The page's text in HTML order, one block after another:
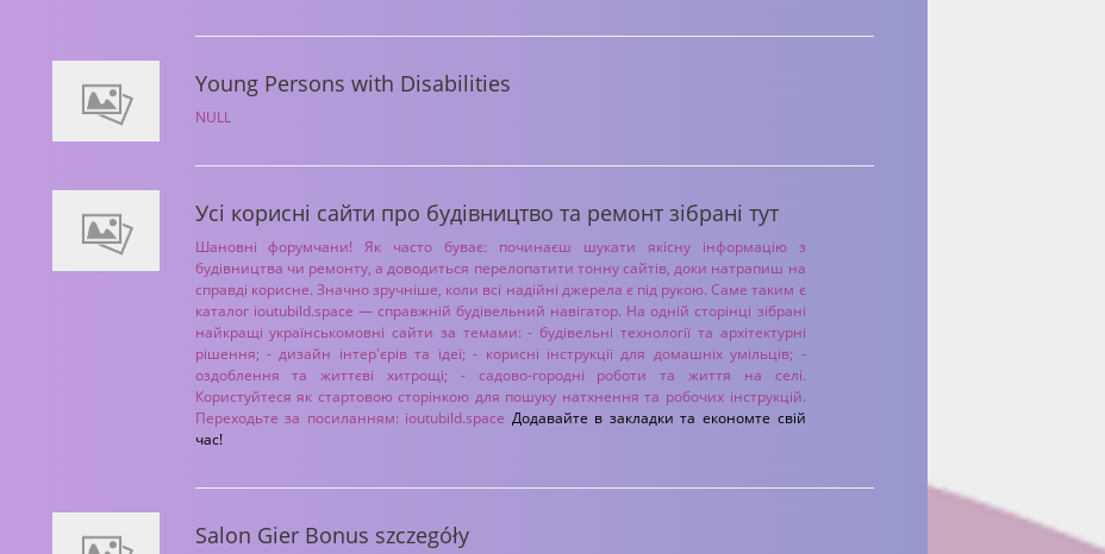
Young Persons with Disabilities
NULL
Усі корисні сайти про будівництво та ремонт зібрані тут
Шановні форумчани! Як часто буває: починаєш шукати якісну інформацію з
будівництва чи ремонту, а доводиться перелопатити тонну сайтів, доки натрапиш на
справді корисне. Значно зручніше, коли всі надійні джерела є під рукою. Саме таким є
каталог ioutubild.space — справжній будівельний навігатор. На одній сторінці зібрані
найкращі українськомовні сайти за темами: - будівельні технології та архітектурні
рішення; - дизайн інтер'єрів та ідеї; - корисні інструкції для домашніх умільців; -
оздоблення та життєві хитрощі; - садово-городні роботи та життя на селі.
Користуйтеся як стартовою сторінкою для пошуку натхнення та робочих інструкцій.
Переходьте за посиланням: ioutubild.space Додавайте в закладки та економте свій
час!
Salon Gier Bonus szczegóły